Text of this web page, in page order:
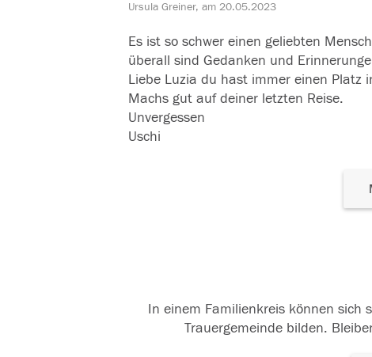
Ursula Greiner, am 20.05.2023
Es ist so schwer einen geliebten
überall sind Gedanken und
Liebe Luzia du hast immer einen Platz
Machs gut auf deiner letzten Reise.
Unvergessen
Uschi
In einem Familienkreis können sich
Trauergemeinde bilden.